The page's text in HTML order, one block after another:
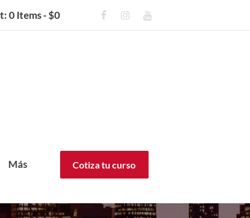
0 Items-$0
Más Cotiza tu curso